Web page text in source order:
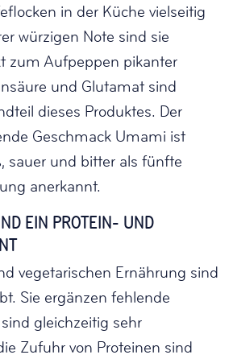
in der Küche vielseitig
würzigen Note sind sie
zum Aufpeppen pikanter
und Glutamat sind
dieses Produktes. Der
Geschmack Umami ist
sauer und bitter als fünfte
anerkannt.
EIN PROTEIN- UND
vegetarischen Ernährung sind
Sie ergänzen fehlende
gleichzeitig sehr
Zufuhr von Proteinen sind